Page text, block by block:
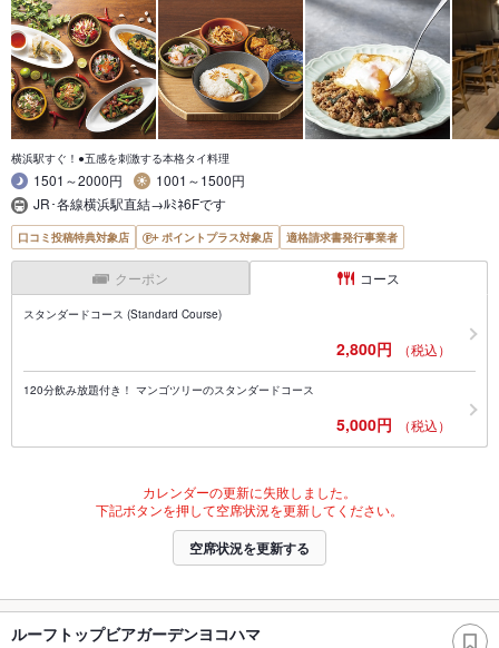
横浜駅すぐ！●五感を刺激する本格タイ料理
1501～2000円
1001～1500円
JR･各線横浜駅直結→ﾙﾐﾈ6Fです
口コミ投稿特典対象店 ポイントプラス対象店 適格請求書発行事業者
クーポン コース
スタンダードコース (Standard Course)
2,800円 （税込）
120分飲み放題付き！ マンゴツリーのスタンダードコース
5,000円 （税込）
カレンダーの更新に失敗しました。
下記ボタンを押して空席状況を更新してください。
空席状況を更新する
ルーフトップビアガーデンヨコハマ